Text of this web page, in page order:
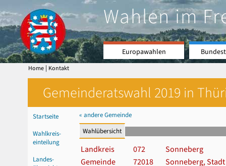
Wahlen im
Europawahlen
Home | Kontakt
Gemeinderatswahl 2019 in
Startseite
Wahlkreis-
einteilung
Landes-
« andere Gemeinde
Wahlübersicht
Landkreis 072
Sonneberg
Gemeinde
72018 Sonneberg, Stadt